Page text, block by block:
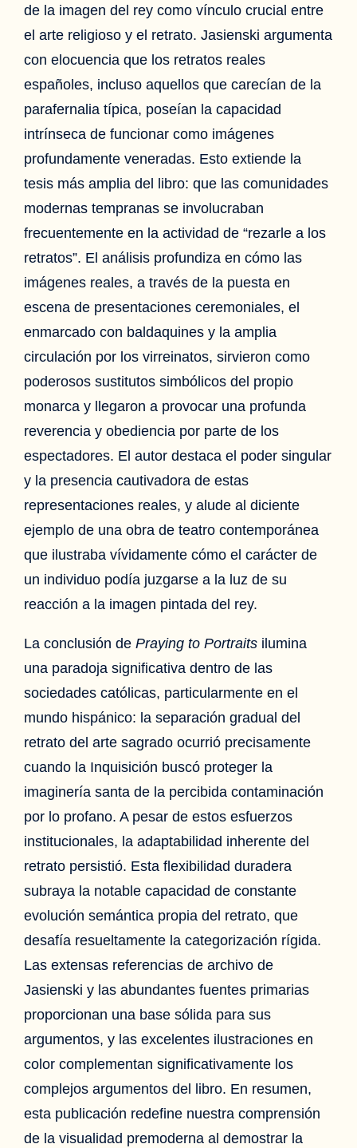
de la imagen del rey como vínculo crucial entre
el arte religioso y el retrato. Jasienski argumenta
con elocuencia que los retratos reales
españoles, incluso aquellos que carecían de la
parafernalia típica, poseían la capacidad
intrínseca de funcionar como imágenes
profundamente veneradas. Esto extiende la
tesis más amplia del libro: que las comunidades
modernas tempranas se involucraban
frecuentemente en la actividad de “rezarle a los
retratos”. El análisis profundiza en cómo las
imágenes reales, a través de la puesta en
escena de presentaciones ceremoniales, el
enmarcado con baldaquines y la amplia
circulación por los virreinatos, sirvieron como
poderosos sustitutos simbólicos del propio
monarca y llegaron a provocar una profunda
reverencia y obediencia por parte de los
espectadores. El autor destaca el poder singular
y la presencia cautivadora de estas
representaciones reales, y alude al diciente
ejemplo de una obra de teatro contemporánea
que ilustraba vívidamente cómo el carácter de
un individuo podía juzgarse a la luz de su
reacción a la imagen pintada del rey.
La conclusión dePraying to Portraits ilumina
una paradoja significativa dentro de las
sociedades católicas, particularmente en el
mundo hispánico: la separación gradual del
retrato del arte sagrado ocurrió precisamente
cuando la Inquisición buscó proteger la
imaginería santa de la percibida contaminación
por lo profano. A pesar de estos esfuerzos
institucionales, la adaptabilidad inherente del
retrato persistió. Esta flexibilidad duradera
subraya la notable capacidad de constante
evolución semántica propia del retrato, que
desafía resueltamente la categorización rígida.
Las extensas referencias de archivo de
Jasienski y las abundantes fuentes primarias
proporcionan una base sólida para sus
argumentos, y las excelentes ilustraciones en
color complementan significativamente los
complejos argumentos del libro. En resumen,
esta publicación redefine nuestra comprensión
de la visualidad premoderna al demostrar la